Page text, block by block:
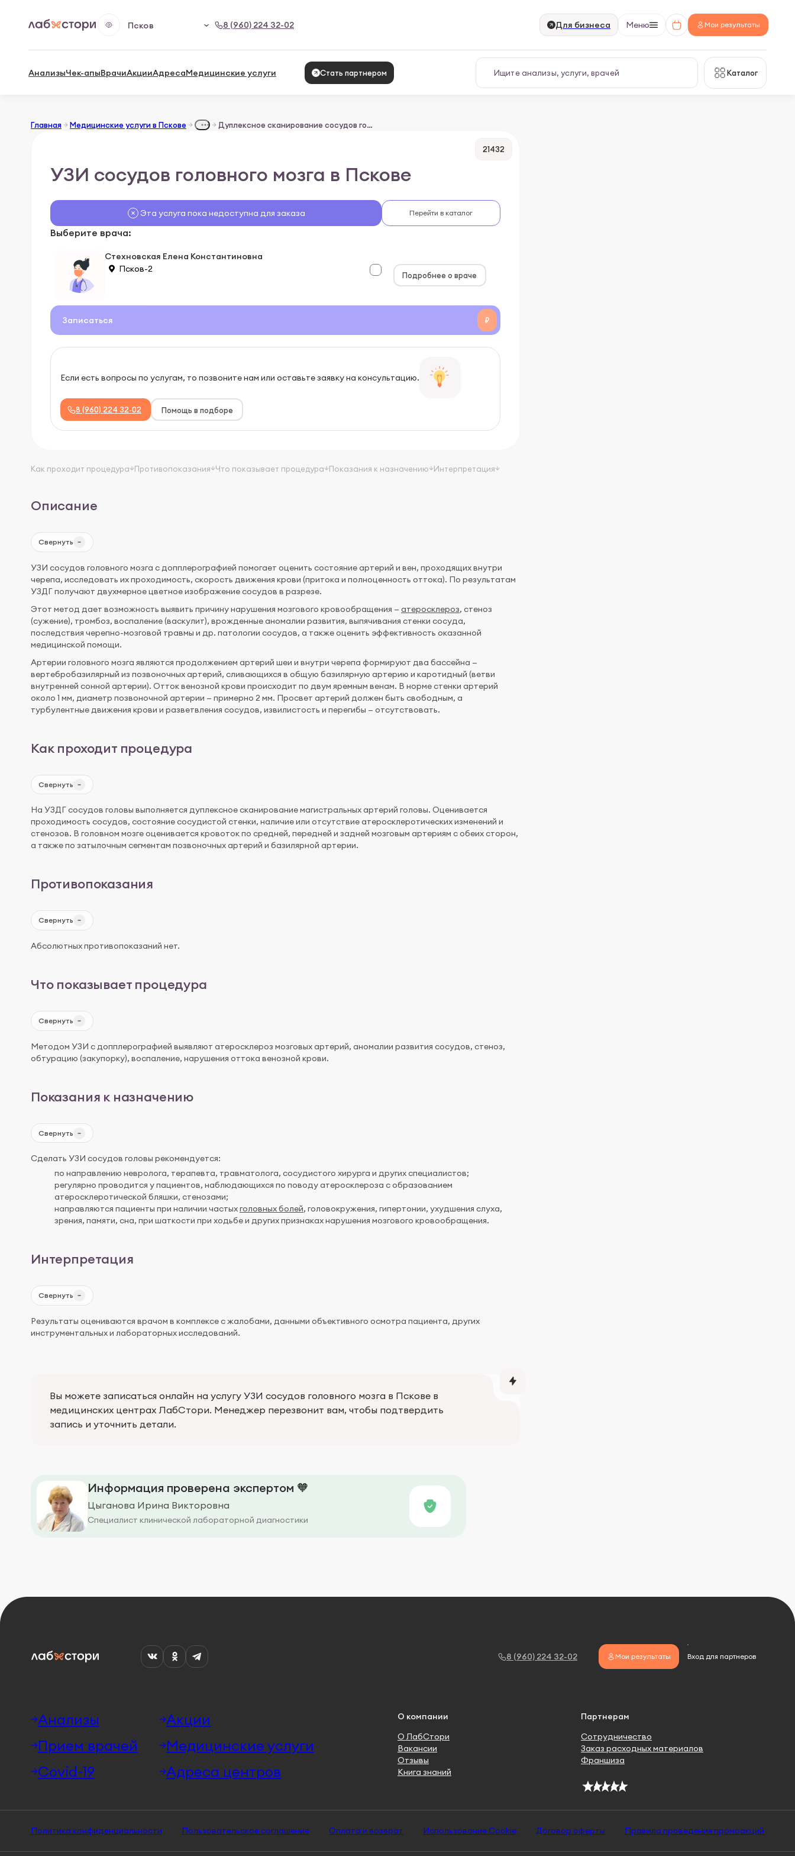
Псков 8 (960) 224 32-02 Для бизнеса Меню Мои результаты
АнализыЧек-апыВрачиАкцииАдресаМедицинские услуги Стать партнером Каталог
Главная Медицинские услуги в Пскове Дуплексное сканирование сосудов головного мозга
21432
УЗИ сосудов головного мозга в Пскове
Эта услуга пока недоступна для заказа Перейти в каталог
Выберите врача:
Стехновская Елена Константиновна
Псков-2
Подробнее о враче
Записаться ₽
Если есть вопросы по услугам, то позвоните нам или оставьте заявку на консультацию.
8 (960) 224 32-02 Помощь в подборе
Как проходит процедура Противопоказания Что показывает процедура Показания к назначению Интерпретация
Описание
Свернуть
УЗИ сосудов головного мозга с допплерографией помогает оценить состояние артерий и вен, проходящих внутри
черепа, исследовать их проходимость, скорость движения крови (притока и полноценность оттока). По результатам
УЗДГ получают двухмерное цветное изображение сосудов в разрезе.
Этот метод дает возможность выявить причину нарушения мозгового кровообращения — атеросклероз, стеноз
(сужение), тромбоз, воспаление (васкулит), врожденные аномалии развития, выпячивания стенки сосуда,
последствия черепно-мозговой травмы и др. патологии сосудов, а также оценить эффективность оказанной
медицинской помощи.
Артерии головного мозга являются продолжением артерий шеи и внутри черепа формируют два бассейна —
вертебробазилярный из позвоночных артерий, сливающихся в общую базилярную артерию и каротидный (ветви
внутренней сонной артерии). Отток венозной крови происходит по двум яремным венам. В норме стенки артерий
около 1 мм, диаметр позвоночной артерии — примерно 2 мм. Просвет артерий должен быть свободным, а
турбулентные движения крови и разветвления сосудов, извилистость и перегибы — отсутствовать.
Как проходит процедура
Свернуть
На УЗДГ сосудов головы выполняется дуплексное сканирование магистральных артерий головы. Оценивается
проходимость сосудов, состояние сосудистой стенки, наличие или отсутствие атеросклеротических изменений и
стенозов. В головном мозге оценивается кровоток по средней, передней и задней мозговым артериям с обеих сторон,
а также по затылочным сегментам позвоночных артерий и базилярной артерии.
Противопоказания
Свернуть
Абсолютных противопоказаний нет.
Что показывает процедура
Свернуть
Методом УЗИ с допплерографией выявляют атеросклероз мозговых артерий, аномалии развития сосудов, стеноз,
обтурацию (закупорку), воспаление, нарушения оттока венозной крови.
Показания к назначению
Свернуть
Сделать УЗИ сосудов головы рекомендуется:
по направлению невролога, терапевта, травматолога, сосудистого хирурга и других специалистов;
регулярно проводится у пациентов, наблюдающихся по поводу атеросклероза с образованием
атеросклеротической бляшки, стенозами;
направляются пациенты при наличии частыхголовных болей, головокружения, гипертонии, ухудшения слуха,
зрения, памяти, сна, при шаткости при ходьбе и других признаках нарушения мозгового кровообращения.
Интерпретация
Свернуть
Результаты оцениваются врачом в комплексе с жалобами, данными объективного осмотра пациента, других
инструментальных и лабораторных исследований.
Вы можете записаться онлайн на услугу УЗИ сосудов головного мозга в Пскове в
медицинских центрах ЛабСтори. Менеджер перезвонит вам, чтобы подтвердить
запись и уточнить детали.
Информация проверена экспертом 🧡
Цыганова Ирина Викторовна
Специалист клинической лабораторной диагностики
8 (960) 224 32-02 Мои результаты Вход для партнеров
Анализы
Акции
Прием врачей
Медицинские услуги
Covid-19
Адреса центров
О компании
О ЛабСтори
Вакансии
Отзывы
Книга знаний
Партнерам
Сотрудничество
Заказ расходных материалов
Франшиза
Политика конфиденциальности Пользовательское соглашение Оплата и возврат Использование Cookie Договор оферты Правила проведения промоакций